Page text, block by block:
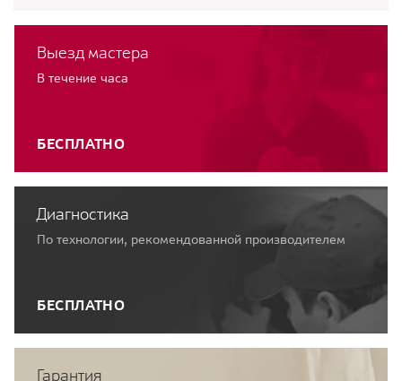
Выезд мастера
В течение часа
БЕСПЛАТНО
Диагностика
По технологии, рекомендованной производителем
БЕСПЛАТНО
Гарантия